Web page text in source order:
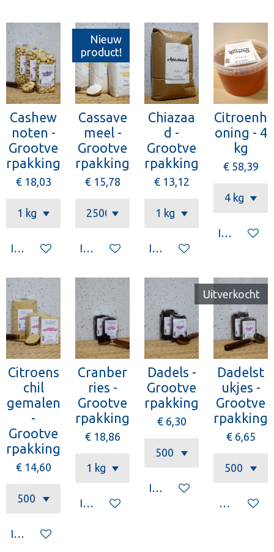
Cashew
noten -
Grootve
rpakking
€ 18,03
In winkelwagen
Nieuw
product!
Cassave
meel -
Grootve
rpakking
€ 15,78
In winkelwagen
Chiazaa
d -
Grootve
rpakking
€ 13,12
In winkelwagen
Citroenh
oning - 4
kg
€ 58,39
In
Citroens
chil
gemalen
-
Grootve
rpakking
€ 14,60
In winkelwagen
Cranber
ries -
Grootve
rpakking
€ 18,86
In winkelwagen
Dadels -
Grootve
rpakking
€ 6,30
In winkelwagen
Uitverkocht
Dadelst
ukjes -
Grootve
rpakking
€ 6,65
Houd mij